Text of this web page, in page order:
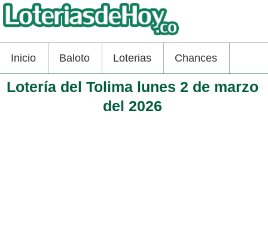
Inicio Baloto Loterias Chances
Lotería del Tolima lunes 2 de marzo
del 2026